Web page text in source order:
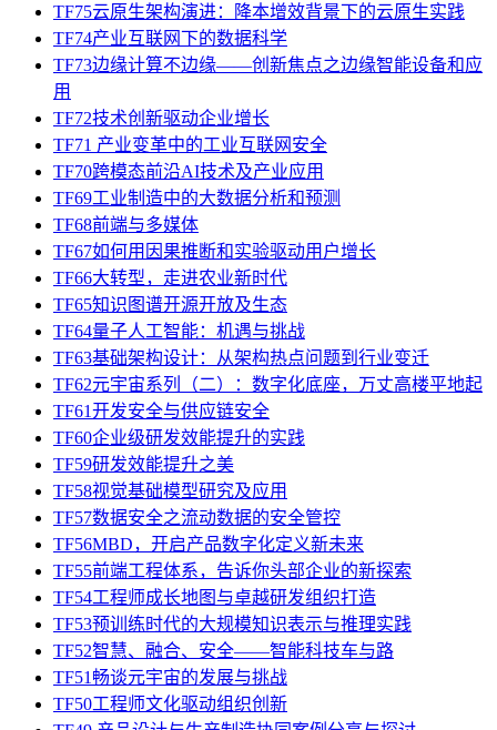
TF75云原生架构演进：降本增效背景下的云原生实践
TF74产业互联网下的数据科学
TF73边缘计算不边缘——创新焦点之边缘智能设备和应
用
TF72技术创新驱动企业增长
TF71 产业变革中的工业互联网安全
TF70跨模态前沿AI技术及产业应用
TF69工业制造中的大数据分析和预测
TF68前端与多媒体
TF67如何用因果推断和实验驱动用户增长
TF66大转型，走进农业新时代
TF65知识图谱开源开放及生态
TF64量子人工智能：机遇与挑战
TF63基础架构设计：从架构热点问题到行业变迁
TF62元宇宙系列（二）：数字化底座，万丈高楼平地起
TF61开发安全与供应链安全
TF60企业级研发效能提升的实践
TF59研发效能提升之美
TF58视觉基础模型研究及应用
TF57数据安全之流动数据的安全管控
TF56MBD，开启产品数字化定义新未来
TF55前端工程体系，告诉你头部企业的新探索
TF54工程师成长地图与卓越研发组织打造
TF53预训练时代的大规模知识表示与推理实践
TF52智慧、融合、安全——智能科技车与路
TF51畅谈元宇宙的发展与挑战
TF50工程师文化驱动组织创新